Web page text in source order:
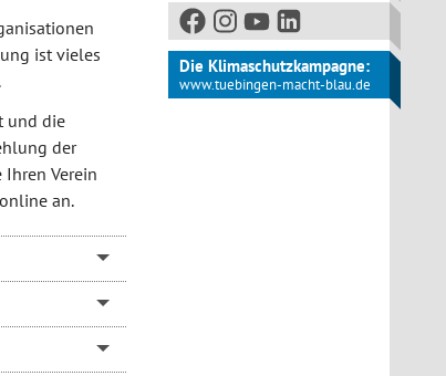
ist vieles
und die
der
Verein
an.
Die Klimaschutzkampagne:
www.tuebingen-macht-blau.de